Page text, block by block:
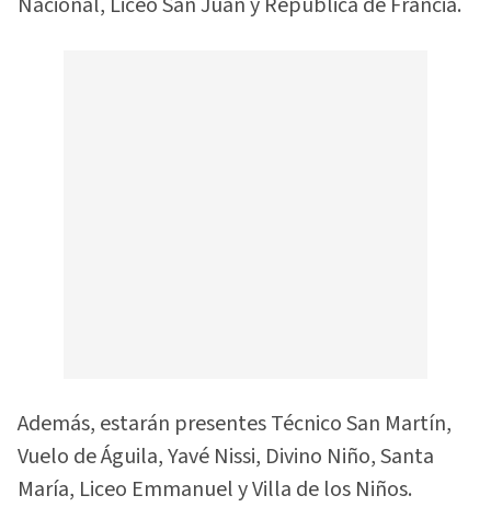
Además, estarán presentes Técnico San Martín,
Vuelo de Águila, Yavé Nissi, Divino Niño, Santa
María, Liceo Emmanuel y Villa de los Niños.